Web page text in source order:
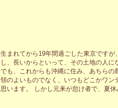
生まれてから19年間過ごした東京です
し、長いからといって、その土地の人
でも、これからも沖縄に住み、あちら
領のよいものでなく、いつもどこかワ
思います。 しかし元来が怠け者で、夏